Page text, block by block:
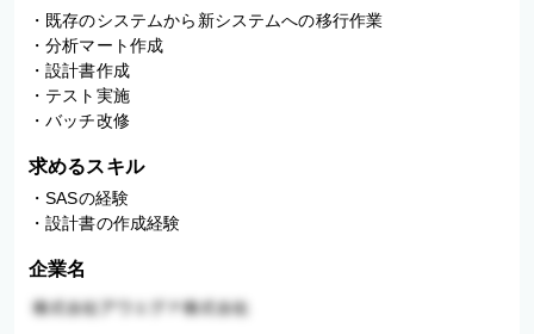
・既存のシステムから新システムへの移行作業
・分析マート作成
・設計書作成
・テスト実施
・バッチ改修
求めるスキル
・SASの経験
・設計書の作成経験
企業名